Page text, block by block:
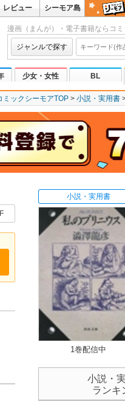
レビュー シーモア島
漫画（まんが）・電子書籍ならコミ
ジャンルで探す
少女・女性 BL
ミックシーモアTOP 小説・実用書
小説・実用書
1巻配信中
小説・
ランキ